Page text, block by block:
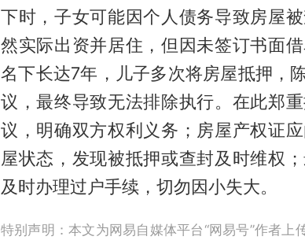
下时，子女可能因个人债务导致房屋
然实际出资并居住，但因未签订书面
名下长达7年，儿子多次将房屋抵押，
议，最终导致无法排除执行。在此郑
议，明确双方权利义务；房屋产权证
屋状态，发现被抵押或查封及时维权
及时办理过户手续，切勿因小失大。
特别声明：本文为网易自媒体平台“网易号”作者